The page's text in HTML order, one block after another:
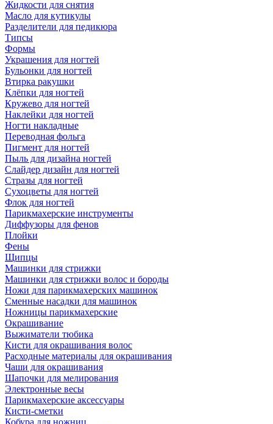
Жидкости для снятия
Масло для кутикулы
Разделители для педикюра
Типсы
Формы
Украшения для ногтей
Бульонки для ногтей
Втирка ракушки
Клёпки для ногтей
Кружево для ногтей
Наклейки для ногтей
Ногти накладные
Переводная фольга
Пигмент для ногтей
Пыль для дизайна ногтей
Слайдер дизайн для ногтей
Стразы для ногтей
Сухоцветы для ногтей
Флок для ногтей
Парикмахерские инструменты
Диффузоры для фенов
Плойки
Фены
Щипцы
Машинки для стрижки
Машинки для стрижки волос и бороды
Ножи для парикмахерских машинок
Сменные насадки для машинок
Ножницы парикмахерские
Окрашивание
Выжиматели тюбика
Кисти для окрашивания волос
Расходные материалы для окрашивания
Чаши для окрашивания
Шапочки для мелирования
Электронные весы
Парикмахерские аксессуары
Кисти-сметки
Кобура для ножниц